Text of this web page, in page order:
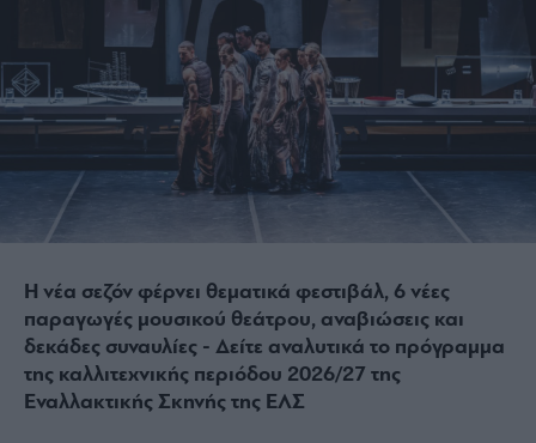
Η νέα σεζόν φέρνει θεματικά φεστιβάλ, 6 νέες
παραγωγές μουσικού θεάτρου, αναβιώσεις και
δεκάδες συναυλίες - Δείτε αναλυτικά το πρόγραμμα
της καλλιτεχνικής περιόδου 2026/27 της
Εναλλακτικής Σκηνής της ΕΛΣ